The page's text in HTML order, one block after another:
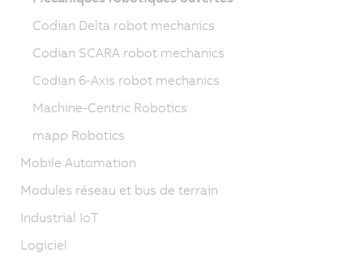
Codian Delta robot mechanics
Codian SCARA robot mechanics
Codian 6-Axis robot mechanics
Machine-Centric Robotics
mapp Robotics
Mobile Automation
Modules réseau et bus de terrain
Industrial IoT
Logiciel